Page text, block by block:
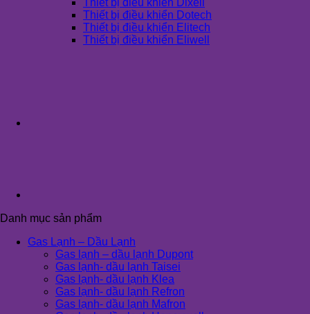
Thiết bị điều khiển Dixell
Thiết bị điều khiển Dotech
Thiết bị điều khiển Elitech
Thiết bị điều khiển Eliwell
Danh mục sản phẩm
Gas Lạnh – Dầu Lạnh
Gas lạnh – dầu lạnh Dupont
Gas lạnh- dầu lạnh Taisei
Gas lạnh- dầu lạnh Klea
Gas lạnh- dầu lạnh Refron
Gas lạnh- dầu lạnh Mafron